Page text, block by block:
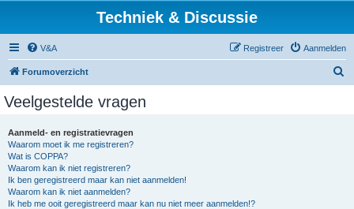
Techniek & Discussie
V&A Aanmelden
Registreer
Forumoverzicht
Veelgestelde vragen
Aanmeld- en registratievragen
Waarom moet ik me registreren?
Wat is COPPA?
Waarom kan ik niet registreren?
Ik ben geregistreerd maar kan niet aanmelden!
Waarom kan ik niet aanmelden?
Ik heb me ooit geregistreerd maar kan nu niet meer aanmelden!?